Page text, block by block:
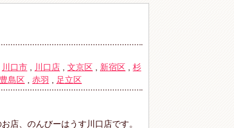
川口市 川口店 文京区 新宿区
杉
豊島区 赤羽 足立区
店、のんびーはうす川口店です。